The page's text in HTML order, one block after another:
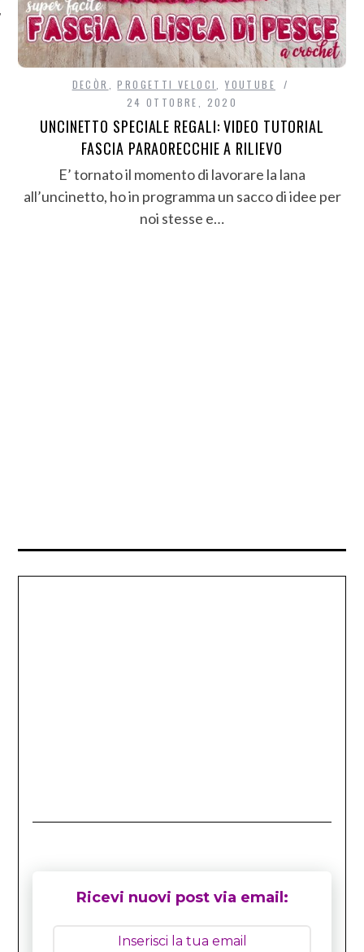
DECÒR ,PROGETTI VELOCI ,YOUTUBE
24 OTTOBRE, 2020
UNCINETTO SPECIALE REGALI: VIDEO TUTORIAL
FASCIA PARAORECCHIE A RILIEVO
E’ tornato il momento di lavorare la lana
all’uncinetto, ho in programma un sacco di idee per
noi stesse e…
Ricevi nuovi post via email: